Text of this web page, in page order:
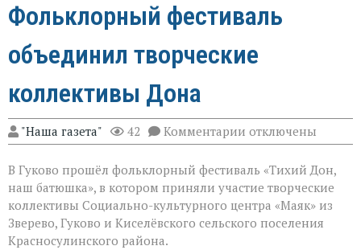
Фольклорный фестиваль
объединил творческие
коллективы Дона
"Наша газета" 42 Комментарии к
записи
фестиваль
объединил
творческие
коллективы
Дона
отключены
В Гуково прошёл фольклорный фестиваль «Тихий Дон,
наш батюшка», в котором приняли участие творческие
коллективы Социально-культурного центра «Маяк» из
Зверево, Гуково и Киселёвского сельского поселения
Красносулинского района.